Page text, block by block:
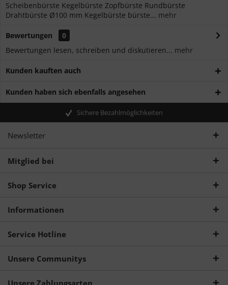
Scheibenbürste Kegelbürste Zopfbürste Rundbürste
Drahtbürste Ø100 mm Kegelbürste bürste... mehr
Bewertungen
0
Bewertungen lesen, schreiben und diskutieren... mehr
Kunden kauften auch
Kunden haben sich ebenfalls angesehen
Sichere Bezahlmöglichkeiten
Newsletter
Mitglied bei
Shop Service
Informationen
Service Hotline
Unsere Communitys
Unsere Zahlungsarten